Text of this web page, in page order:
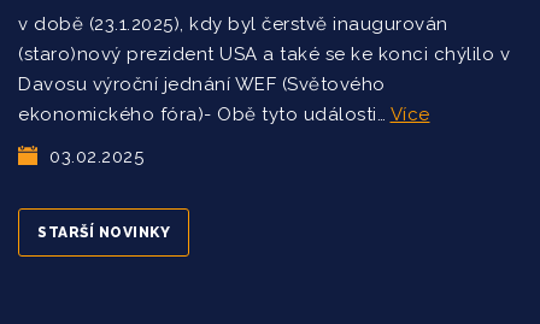
v době (23.1.2025), kdy byl čerstvě inaugurován
(staro)nový prezident USA a také se ke konci chýlilo v
Davosu výroční jednání WEF (Světového
ekonomického fóra)- Obě tyto události… Více
03.02.2025
STARŠÍ NOVINKY